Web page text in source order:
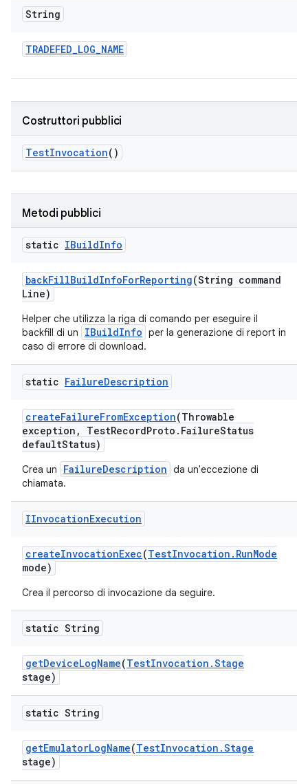
String
TRADEFED_LOG_NAME
Costruttori pubblici
TestInvocation()
Metodi pubblici
static IBuildInfo
backFillBuildInfoForReporting(String command
Line)
Helper che utilizza la riga di comando per eseguire il
backfill di un
IBuildInfo per la generazione di report in
caso di errore di download.
static FailureDescription
createFailureFromException(Throwable
exception , TestRecordProto . FailureStatus
defaultStatus)
Crea un FailureDescription da un'eccezione di
chiamata.
IInvocationExecution
createInvocationExec(TestInvocation . RunMode
mode)
Crea il percorso di invocazione da seguire.
static String
getDeviceLogName(TestInvocation .Stage
stage)
static String
getEmulatorLogName(TestInvocation .Stage
stage)